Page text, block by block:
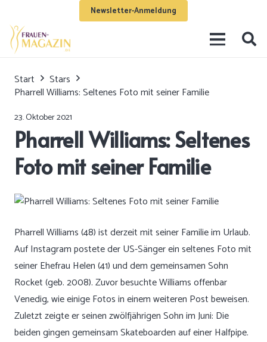
Newsletter-Anmeldung
Start
Stars
Pharrell Williams: Seltenes Foto mit seiner Familie
23. Oktober 2021
Pharrell Williams: Seltenes
Foto mit seiner Familie
Pharrell Williams (48) ist derzeit mit seiner Familie im Urlaub.
Auf Instagrampostete der US-Sänger ein seltenes Foto mit
seiner Ehefrau Helen (41) und dem gemeinsamen Sohn
Rocket (geb. 2008). Zuvor besuchte Williams offenbar
Venedig, wie einige Fotosin einem weiteren Postbeweisen.
Zuletzt zeigte er seinen zwölfjährigen Sohnim Juni: Die
beiden gingen gemeinsam Skateboarden auf einer Halfpipe.